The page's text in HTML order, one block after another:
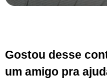
Gostou desse
um amigo pra